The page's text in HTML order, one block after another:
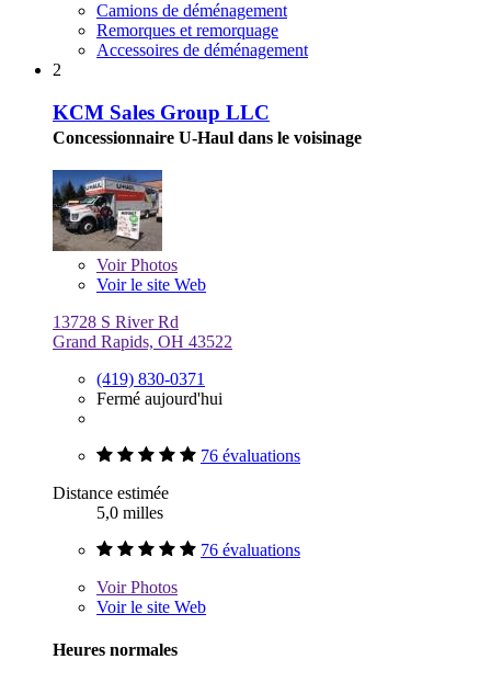
Camions de déménagement
Remorques et remorquage
Accessoires de déménagement
2
KCM Sales Group LLC
Concessionnaire U-Haul dans le voisinage
VoirPhotos
Voir le site Web
13728 S River Rd
Grand Rapids, OH 43522
(419) 830-0371
Fermé aujourd'hui
76 évaluations
Distance estimée
5,0 milles
76 évaluations
VoirPhotos
Voir le site Web
Heures normales